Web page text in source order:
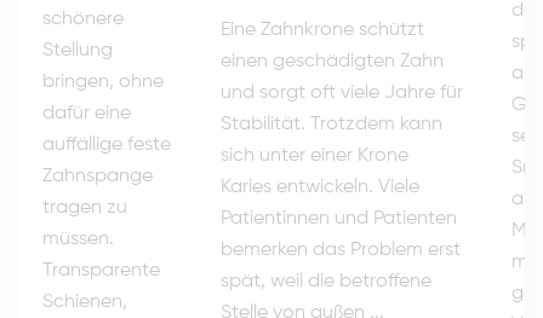
schönere
Stellung
bringen, ohne
dafür eine
auffällige feste
Zahnspange
tragen zu
müssen.
Transparente
Schienen,
Eine Zahnkrone schützt
einen geschädigten Zahn
und sorgt oft viele Jahre für
Stabilität. Trotzdem kann
sich unter einer Krone
Karies entwickeln. Viele
Patientinnen und Patienten
bemerken das Problem erst
spät, weil die betroffene
Stelle von außen ...
an.